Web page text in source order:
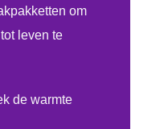
om
leven te
de warmte